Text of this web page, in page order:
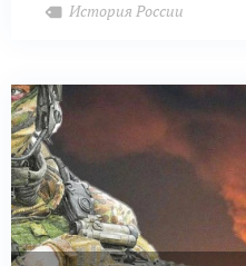
История России